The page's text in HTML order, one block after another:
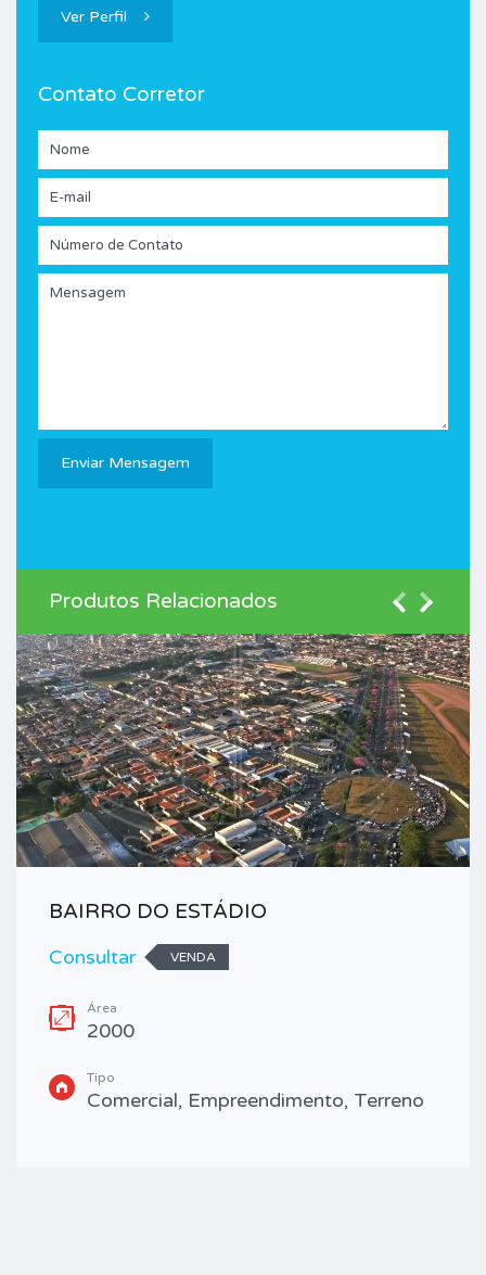
Ver Perfil
Contato Corretor
Produtos Relacionados
BAIRRO DO ESTÁDIO
Consultar
VENDA
Área
2000
Tipo
Comercial, Empreendimento, Terreno